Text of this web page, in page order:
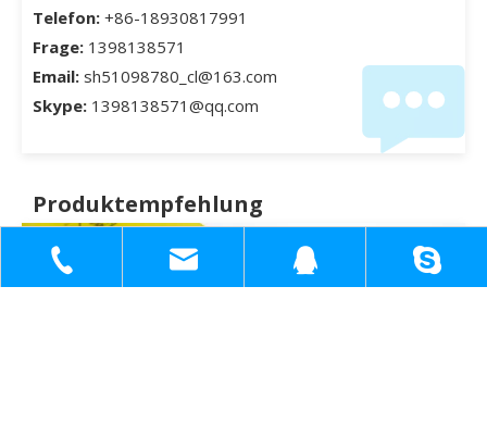
Telefon: +86-18930817991
Frage: 1398138571
Email: sh51098780_cl@163.com
Skype: 1398138571@qq.com
Produktempfehlung